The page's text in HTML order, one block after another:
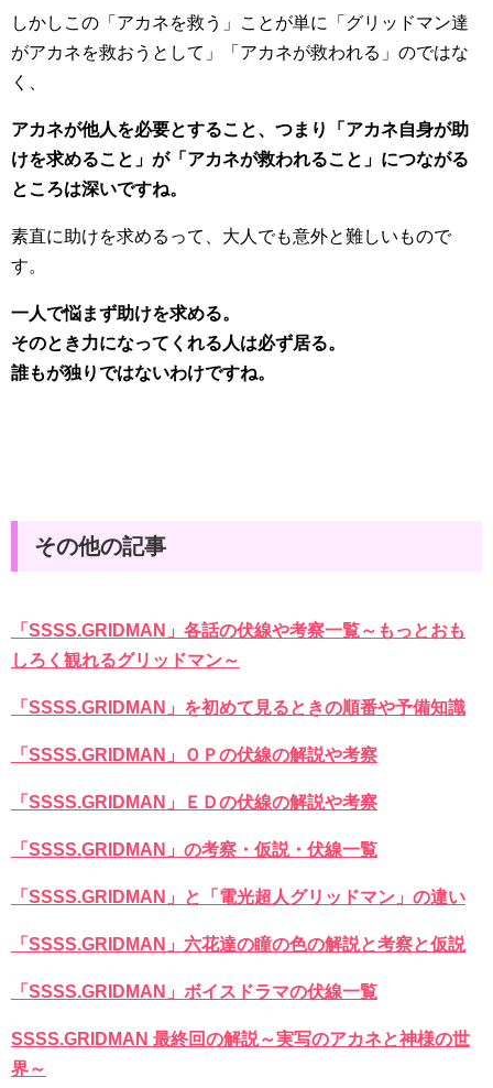
しかしこの「アカネを救う」ことが単に「グリッドマン達
がアカネを救おうとして」「アカネが救われる」のではな
く、
アカネが他人を必要とすること、つまり「アカネ自身が助
けを求めること」が「アカネが救われること」につながる
ところは深いですね。
素直に助けを求めるって、大人でも意外と難しいもので
す。
一人で悩まず助けを求める。
そのとき力になってくれる人は必ず居る。
誰もが独りではないわけですね。
その他の記事
「SSSS.GRIDMAN」各話の伏線や考察一覧～もっとおも
しろく観れるグリッドマン～
「SSSS.GRIDMAN」を初めて見るときの順番や予備知識
「SSSS.GRIDMAN」ＯＰの伏線の解説や考察
「SSSS.GRIDMAN」ＥＤの伏線の解説や考察
「SSSS.GRIDMAN」の考察・仮説・伏線一覧
「SSSS.GRIDMAN」と「電光超人グリッドマン」の違い
「SSSS.GRIDMAN」六花達の瞳の色の解説と考察と仮説
「SSSS.GRIDMAN」ボイスドラマの伏線一覧
SSSS.GRIDMAN 最終回の解説～実写のアカネと神様の世
界～